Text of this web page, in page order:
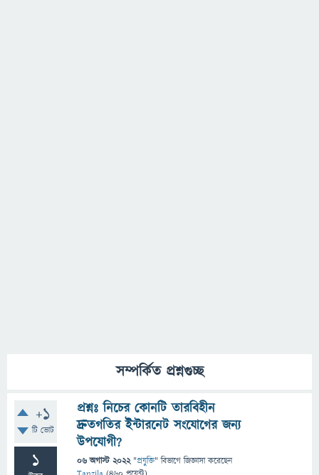
সম্পর্কিত প্রশ্নগুচ্ছ
+1
টি ভোট
1
প্রশ্নঃ নিচের কোনটি তারবিহীন
দ্রুতগতির ইন্টারনেট সংযোগের জন্য
উপযোগী?
06 অগাস্ট 2022 "প্রযুক্তি" বিভাগে জিজ্ঞাসাকরেছেন